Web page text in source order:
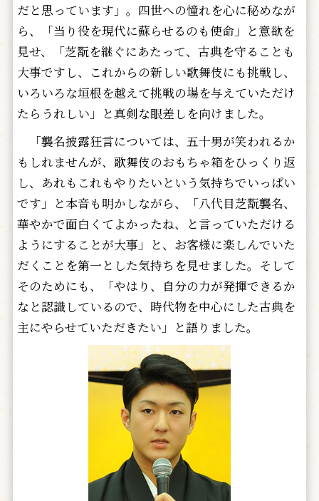
だと思っています」。四世への憧れを心に秘めなが
ら、「当り役を現代に蘇らせるのも使命」と意欲を
見せ、「芝翫を継ぐにあたって、古典を守ることも
大事ですし、これからの新しい歌舞伎にも挑戦し、
いろいろな垣根を越えて挑戦の場を与えていただけ
たらうれしい」と真剣な眼差しを向けました。
「襲名披露狂言については、五十男が笑われるか
もしれませんが、歌舞伎のおもちゃ箱をひっくり返
し、あれもこれもやりたいという気持ちでいっぱい
です」と本音も明かしながら、「八代目芝翫襲名、
華やかで面白くてよかったね、と言っていただける
ようにすることが大事」と、お客様に楽しんでいた
だくことを第一とした気持ちを見せました。そして
そのためにも、「やはり、自分の力が発揮できるか
なと認識しているので、時代物を中心にした古典を
主にやらせていただきたい」と語りました。